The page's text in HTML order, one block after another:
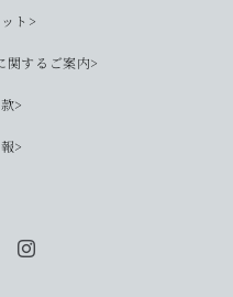
ト>
関するご案内>
>
>